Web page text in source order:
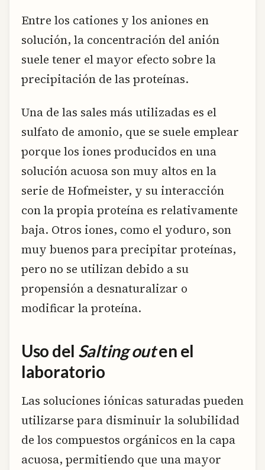
Entre los cationes y los aniones en
solución, la concentración del anión
suele tener el mayor efecto sobre la
precipitación de las proteínas.
Una de las sales más utilizadas es el
sulfato de amonio, que se suele emplear
porque los iones producidos en una
solución acuosa son muy altos en la
serie de Hofmeister, y su interacción
con la propia proteína es relativamente
baja. Otros iones, como el yoduro, son
muy buenos para precipitar proteínas,
pero no se utilizan debido a su
propensión a desnaturalizar o
modificar la proteína.
Uso del Salting outen el
laboratorio
Las soluciones iónicas saturadas pueden
utilizarse para disminuir la solubilidad
de los compuestos orgánicos en la capa
acuosa, permitiendo que una mayor